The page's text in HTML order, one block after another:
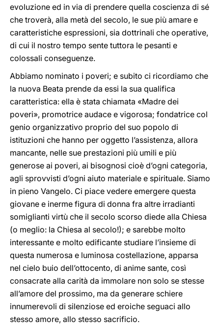
evoluzione ed in via di prendere quella coscienza di sé
che troverà, alla metà del secolo, le sue più amare e
caratteristiche espressioni, sia dottrinali che operative,
di cui il nostro tempo sente tuttora le pesanti e
colossali conseguenze.
Abbiamo nominato i poveri; e subito ci ricordiamo che
la nuova Beata prende da essi la sua qualifica
caratteristica: ella è stata chiamata «Madre dei
poveri», promotrice audace e vigorosa; fondatrice col
genio organizzativo proprio del suo popolo di
istituzioni che hanno per oggetto l’assistenza, allora
mancante, nelle sue prestazioni più umili e più
generose ai poveri, ai bisognosi cioè d’ogni categoria,
agli sprovvisti d’ogni aiuto materiale e spirituale. Siamo
in pieno Vangelo. Ci piace vedere emergere questa
giovane e inerme figura di donna fra altre irradianti
somiglianti virtù che il secolo scorso diede alla Chiesa
(o meglio: la Chiesa al secolo!); e sarebbe molto
interessante e molto edificante studiare l’insieme di
questa numerosa e luminosa costellazione, apparsa
nel cielo buio dell’ottocento, di anime sante, così
consacrate alla carità da immolare non solo se stesse
all’amore del prossimo, ma da generare schiere
innumerevoli di silenziose ed eroiche seguaci allo
stesso amore, allo stesso sacrificio.